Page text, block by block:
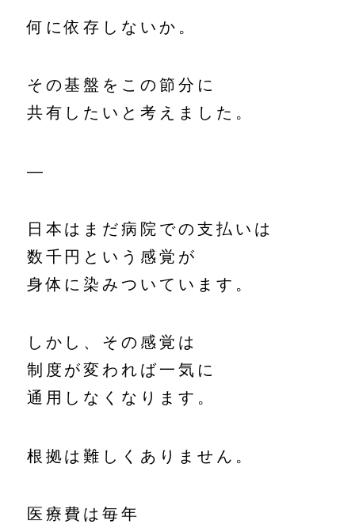
何に依存しないか。
その基盤をこの節分に
共有したいと考えました。
—
日本はまだ病院での支払いは
数千円という感覚が
身体に染みついています。
しかし、その感覚は
制度が変われば一気に
通用しなくなります。
根拠は難しくありません。
医療費は毎年